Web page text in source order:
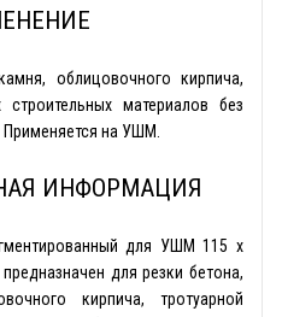
облицовочного кирпича,
материалов без
на УШМ.
ИНФОРМАЦИЯ
для УШМ 115 x
для резки бетона,
кирпича, тротуарной